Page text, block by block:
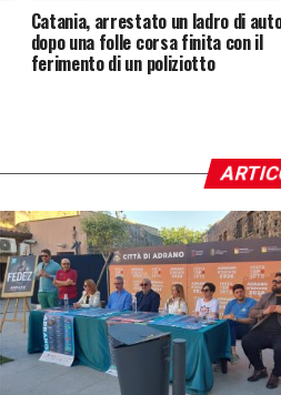
Catania, arrestato un ladro di
dopo una folle corsa finita con il
ferimento di un poliziotto